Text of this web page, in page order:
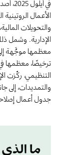
الأعمال
ترخيصًا، معظمها
التنظيمي، ركّزت
والتمديدات، إلى
جدول أعمال